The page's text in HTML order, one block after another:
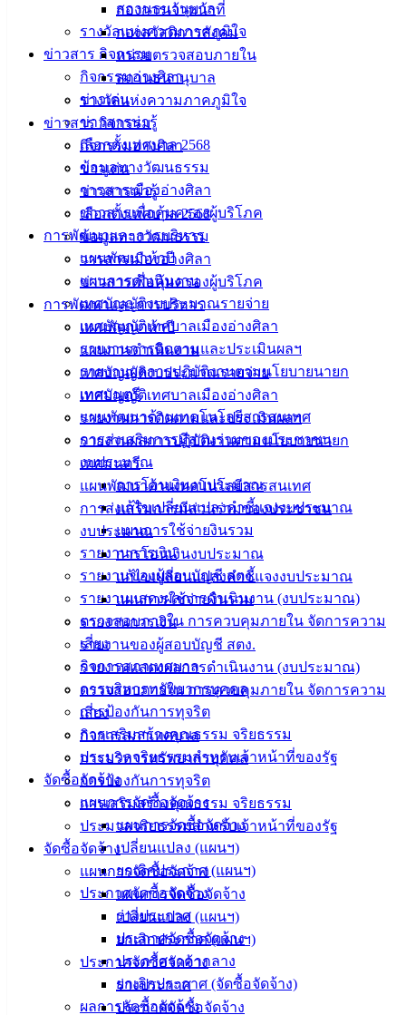
สถานธนานุบาล
รางวัลแห่งความภาคภูมิใจ
ข่าวสาร กิจกรรม
กิจกรรมอ่างศิลา
ข่าวเด่น
ข่าวสารน่ารู้
เลือกตั้งเทศบาล 2568
ข้อมูลทางวัฒนธรรม
วารสารเมืองอ่างศิลา
ข่าวสารเพื่อคุ้มครองผู้บริโภค
การพัฒนาและการบริหาร
แผนพัฒนาห้าปี
แผนการดำเนินงาน
เทศบัญญัติงบประมาณรายจ่าย
เทศบัญญัติเทศบาลเมืองอ่างศิลา
รายงานการติดตามและประเมินผลฯ
รายงานผลการปฏิบัติงานตามนโยบายนายก
เทศมนตรี
แผนพัฒนาด้านเทคโนโลยีสารสนเทศ
การส่งเสริมการมีส่วนร่วมของประชาชน
งบประมาณ
การโอนเงินงบประมาณ
แก้ไขเปลี่ยนแปลงคำชี้แจงงบประมาณ
แผนการใช้จ่ายงินรวม
รายงานการเงิน
รายงานของผู้สอบบัญชี สตง.
รายงานแสดงผลการดำเนินงาน (งบประมาณ)
ตรวจสอบภายใน การควบคุมภายใน จัดการความ
เสี่ยง
กิจการสภาเทศบาล
การบริหารทรัพยากรบุคคล
การป้องกันการทุจริต
การเสริมสร้างคุณธรรม จริยธรรม
ประมวลจริยธรรมสำหรับเจ้าหน้าที่ของรัฐ
จัดซื้อจัดจ้าง
แผนการจัดซื้อจัดจ้าง
แผนการจัดซื้อจัดจ้าง
เปลี่ยนแปลง (แผนฯ)
ยกเลิกประกาศ (แผนฯ)
ประกาศจัดซื้อจัดจ้าง
ร่างประกาศ
ประกาศจัดซื้อจัดจ้าง
ประกาศราคากลาง
ยกเลิกประกาศ (จัดซื้อจัดจ้าง)
ผลการจัดซื้อจัดจ้าง
กองการเจ้าหน้าที่
กองสวัสดิการสังคม
หน่วยตรวจสอบภายใน
สถานธนานุบาล
รางวัลแห่งความภาคภูมิใจ
ข่าวสาร กิจกรรม
กิจกรรมอ่างศิลา
ข่าวเด่น
ข่าวสารน่ารู้
เลือกตั้งเทศบาล 2568
ข้อมูลทางวัฒนธรรม
วารสารเมืองอ่างศิลา
ข่าวสารเพื่อคุ้มครองผู้บริโภค
การพัฒนาและการบริหาร
แผนพัฒนาห้าปี
แผนการดำเนินงาน
เทศบัญญัติงบประมาณรายจ่าย
เทศบัญญัติเทศบาลเมืองอ่างศิลา
รายงานการติดตามและประเมินผลฯ
รายงานผลการปฏิบัติงานตามนโยบายนายก
เทศมนตรี
แผนพัฒนาด้านเทคโนโลยีสารสนเทศ
การส่งเสริมการมีส่วนร่วมของประชาชน
งบประมาณ
การโอนเงินงบประมาณ
แก้ไขเปลี่ยนแปลงคำชี้แจงงบประมาณ
แผนการใช้จ่ายงินรวม
รายงานการเงิน
รายงานของผู้สอบบัญชี สตง.
รายงานแสดงผลการดำเนินงาน (งบประมาณ)
ตรวจสอบภายใน การควบคุมภายใน จัดการความ
เสี่ยง
กิจการสภาเทศบาล
การบริหารทรัพยากรบุคคล
การป้องกันการทุจริต
การเสริมสร้างคุณธรรม จริยธรรม
ประมวลจริยธรรมสำหรับเจ้าหน้าที่ของรัฐ
จัดซื้อจัดจ้าง
แผนการจัดซื้อจัดจ้าง
แผนการจัดซื้อจัดจ้าง
เปลี่ยนแปลง (แผนฯ)
ยกเลิกประกาศ (แผนฯ)
ประกาศจัดซื้อจัดจ้าง
ร่างประกาศ
ประกาศจัดซื้อจัดจ้าง
142-100-104
บริการ
ประชาชน
ดาวน์โหลด
แบบ
ฟอร์ม,
เอกสาร
คู่มือ
สำหรับ
ประชาชน/
คู่มือการ
ปฏิบัติ
งาน
ข่าวสาร
น่ารู้
ศุนย์
ข้อมูล
ข่าวสาร
อิเล็กทรอนิกส์
องค์
ความรู้
(Knowledge
Management)
เทศบาล
สายตรง
นายก
ประวัติ
เทศบาล
ผู้บริหาร
และ
หัวหน้า
ส่วน
ราชการ
สงวนลิขสิทธิ์ © 2563 เทศบาลเมืองอ่างศิลา จังหวัดชลบุรี |
angsilacity.go.th | Powered byBuuscript